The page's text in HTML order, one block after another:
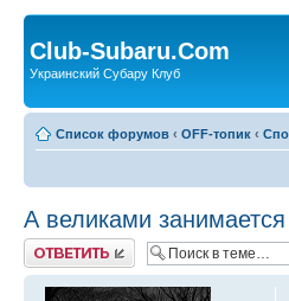
Club-Subaru.Com
Украинский Субару Клуб
Список форумов ‹ OFF-топик ‹
А великами занимается
Ответить